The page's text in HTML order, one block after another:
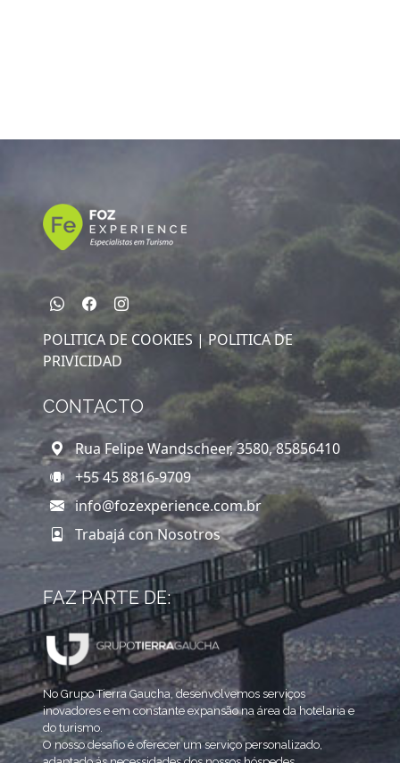
POLITICA DE COOKIES |POLITICA DE
PRIVICIDAD
CONTACTO
Rua Felipe Wandscheer, 3580, 85856410
+55 45 8816-9709
info@fozexperience.com.br
Trabajá con Nosotros
FAZ PARTE DE:
No Grupo Tierra Gaucha, desenvolvemos serviços
inovadores e em constante expansão na área da hotelaria e
do turismo.
O nosso desafio é oferecer um serviço personalizado,